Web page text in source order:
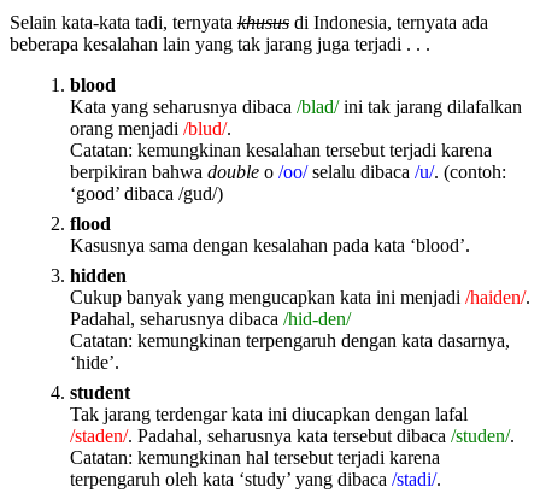
Selain kata-kata tadi, ternyata khusus di Indonesia, ternyata ada
beberapa kesalahan lain yang tak jarang juga terjadi . . .
blood
Kata yang seharusnya dibaca /blad/ini tak jarang dilafalkan
orang menjadi /blud/.
Catatan: kemungkinan kesalahan tersebut terjadi karena
berpikiran bahwa double o /oo/selalu dibaca /u/. (contoh:
‘good’ dibaca /gud/)
flood
Kasusnya sama dengan kesalahan pada kata ‘blood’.
hidden
Cukup banyak yang mengucapkan kata ini menjadi /haiden/.
Padahal, seharusnya dibaca /hid-den/
Catatan: kemungkinan terpengaruh dengan kata dasarnya,
‘hide’.
student
Tak jarang terdengar kata ini diucapkan dengan lafal
/staden/. Padahal, seharusnya kata tersebut dibaca /studen/.
Catatan: kemungkinan hal tersebut terjadi karena
terpengaruh oleh kata ‘study’ yang dibaca /stadi/.